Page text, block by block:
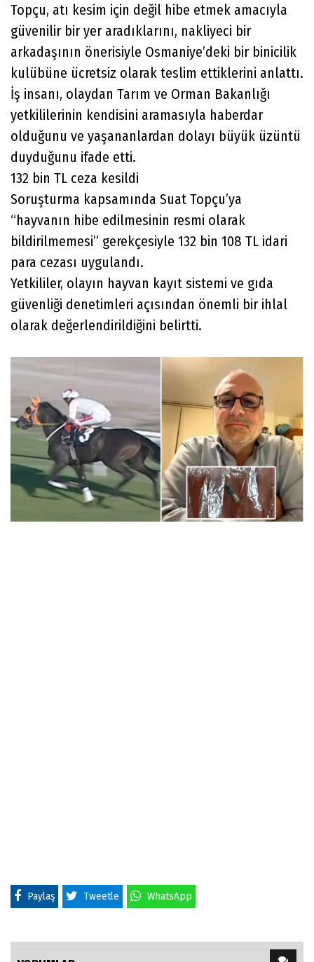
Topçu, atı kesim için değil hibe etmek amacıyla
güvenilir bir yer aradıklarını, nakliyeci bir
arkadaşının önerisiyle Osmaniye’deki bir binicilik
kulübüne ücretsiz olarak teslim ettiklerini anlattı.
İş insanı, olaydan Tarım ve Orman Bakanlığı
yetkililerinin kendisini aramasıyla haberdar
olduğunu ve yaşananlardan dolayı büyük üzüntü
duyduğunu ifade etti.
132 bin TL ceza kesildi
Soruşturma kapsamında Suat Topçu’ya
“hayvanın hibe edilmesinin resmi olarak
bildirilmemesi” gerekçesiyle 132 bin 108 TL idari
para cezası uygulandı.
Yetkililer, olayın hayvan kayıt sistemi ve gıda
güvenliği denetimleri açısından önemli bir ihlal
olarak değerlendirildiğini belirtti.
Paylaş Tweetle WhatsApp